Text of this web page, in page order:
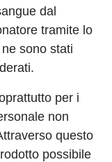
dal
tramite lo
sono stati
per i
non
questo
possibile